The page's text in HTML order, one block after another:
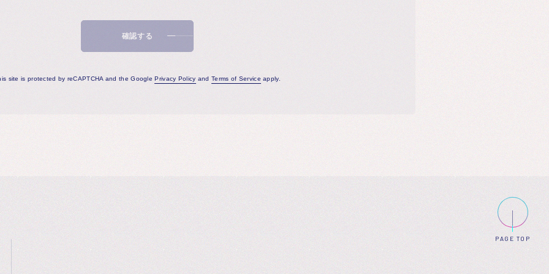
確認する
site is protected by reCAPTCHA and the GooglePrivacy Policy andTerms of Service apply.
PAGE TOP